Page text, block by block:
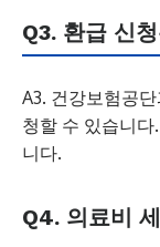
Q3. 환급 신
A3. 건강보험공
청할 수 있습니
니다.
Q4. 의료비